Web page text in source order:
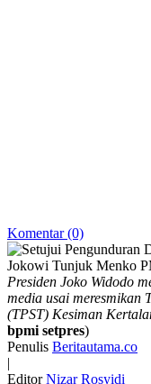
Komentar (0)
Presiden Joko Widodo
media usai meresmikan
(TPST) Kesiman
bpmi setpres)
Penulis Beritautama.co
|
Editor Nizar Rosyidi